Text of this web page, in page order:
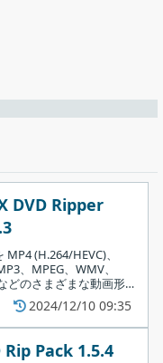
を別のディスクにコ
や携帯機器で再生でき
をビデオファイルに変
DVD Ripper
MP4 (H.264/HEVC)、
、MPEG、WMV、
どのさまざまな動画形
換できる、Windows およ
向けの DVD リッピン
。
2024/12/10 09:35
Rip Pack 1.5.4